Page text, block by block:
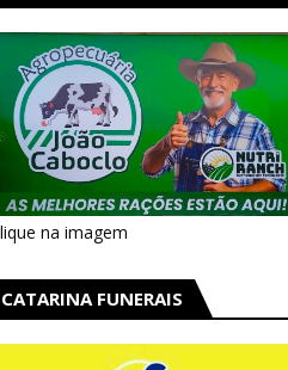
na imagem
CATARINA FUNERAIS